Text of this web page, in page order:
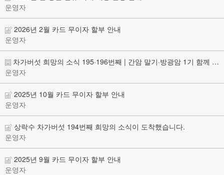
운영자
2026년 2월 카드 무이자 할부 안내
운영자
차가버섯 희망의 소식 195·196번째 | 간암 말기·방광암 1기 함께 축하드립니다.
운영자
2025년 10월 카드 무이자 할부 안내
운영자
상락수 차가버섯 194번째 희망의 소식이 도착했습니다.
운영자
2025년 9월 카드 무이자 할부 안내
운영자